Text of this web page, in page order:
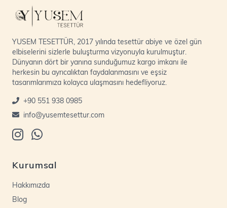
YUSEM TESETTÜR, 2017 yılında tesettür abiye ve özel gün
elbiselerini sizlerle buluşturma vizyonuyla kurulmuştur.
Dünyanın dört bir yanına sunduğumuz kargo imkanı ile
herkesin bu ayrıcalıktan faydalanmasını ve eşsiz
tasarımlarımıza kolayca ulaşmasını hedefliyoruz.
+90 551 938 0985
info@yusemtesettur.com
Kurumsal
Hakkımızda
Blog